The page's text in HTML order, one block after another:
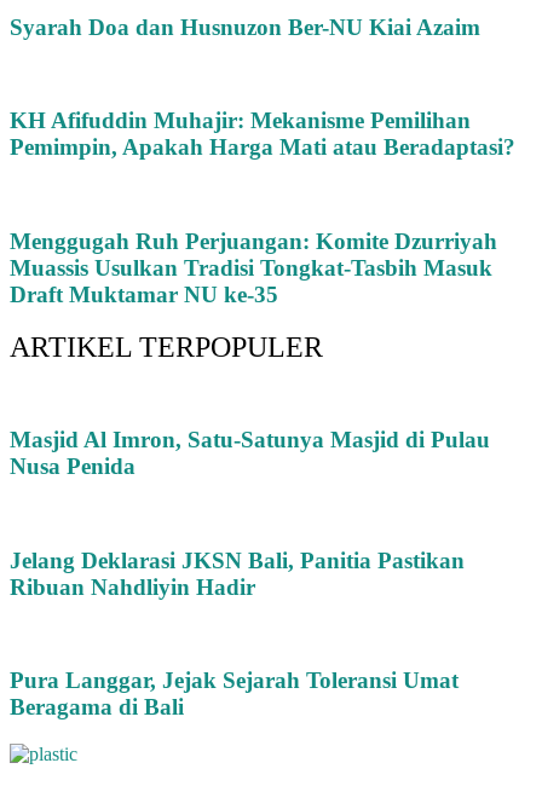
Syarah Doa dan Husnuzon Ber-NU Kiai Azaim
KH Afifuddin Muhajir: Mekanisme Pemilihan
Pemimpin, Apakah Harga Mati atau Beradaptasi?
Menggugah Ruh Perjuangan: Komite Dzurriyah
Muassis Usulkan Tradisi Tongkat-Tasbih Masuk
Draft Muktamar NU ke-35
ARTIKEL TERPOPULER
Masjid Al Imron, Satu-Satunya Masjid di Pulau
Nusa Penida
Jelang Deklarasi JKSN Bali, Panitia Pastikan
Ribuan Nahdliyin Hadir
Pura Langgar, Jejak Sejarah Toleransi Umat
Beragama di Bali